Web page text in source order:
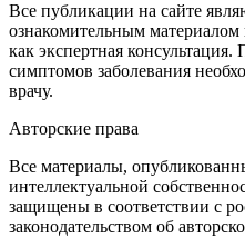
Все публикации на сайте
ознакомительным
как экспертная
симптомов заболевания
врачу.
Авторские права
Все материалы,
интеллектуальной
защищены в соответствии с
законодательством об